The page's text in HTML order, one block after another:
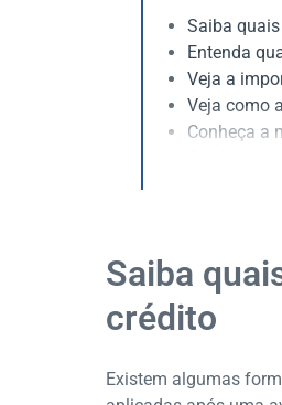
Saiba
Entenda
Veja a
Veja como
Conheça a
Confira a
Saiba
crédito
Existem algumas